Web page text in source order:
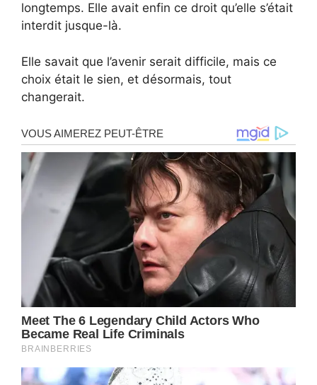
longtemps. Elle avait enfin ce droit qu’elle s’était
interdit jusque-là.
Elle savait que l’avenir serait difficile, mais ce
choix était le sien, et désormais, tout
changerait.